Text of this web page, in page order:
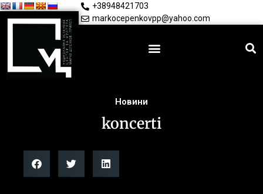
+38948421703
markocepenkovpp@yahoo.com
Новини
koncerti